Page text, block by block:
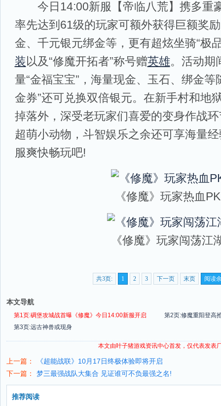
今日14:00新服【帝临八荒】携多重
率先达到61级的玩家可额外获得巨额奖
金、千元银元绑金等，更有超炫坐骑“极
装以及“修魔开拓者”称号赠英雄。活动期
量“金福宝宝”，海量现金、玉石、绑金等
金券”还可兑换双倍银元。在新手村和地
掉落外，深受老玩家们喜爱的变身作战
超萌小动物，斗智娱乐之余还可享海量
服爽快畅玩吧!
《修魔》玩家热血PK
《修魔》玩家闯荡江
共3页: 1 2 3 下一页 末页 阅读
本文导航
第1页:碉堡攻城战首曝《修魔》今日14:00新服开启
第2页:修魔重阳登高
第3页:远古神兽或现身
本文由叶子猪游戏资讯中心首发，仅代表发表
上一篇：
《超能战联》10月17日终极体验即将开启
下一篇：
梦三最强战队大集合 见证谁可不负最强之名!
推荐阅读